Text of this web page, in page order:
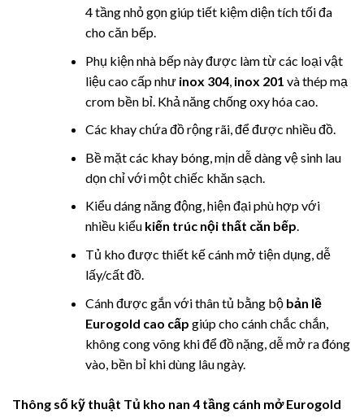
4 tầng nhỏ gọn giúp tiết kiệm diện tích tối đa
cho căn bếp.
Phụ kiện nhà bếpnày được làm từ các loại vật
liệu cao cấp như inox 304, inox 201 và thép mạ
crom bền bỉ. Khả năng chống oxy hóa cao.
Các khay chứa đồ rộng rãi, để được nhiều đồ.
Bề mặt các khay bóng, mịn dễ dàng vệ sinh lau
dọn chỉ với một chiếc khăn sạch.
Kiểu dáng năng động, hiện đại phù hợp với
nhiều kiểu kiến trúc nội thất căn bếp.
Tủ khođược thiết kế cánh mở tiện dụng, dễ
lấy/cất đồ.
Cánh được gắn với thân tủ bằng bộ bản lề
Eurogold cao cấp giúp cho cánh chắc chắn,
không cong võng khi để đồ nặng, dễ mở ra đóng
vào, bền bỉ khi dùng lâu ngày.
Thông số kỹ thuật Tủ kho nan 4 tầng cánh mở Eurogold